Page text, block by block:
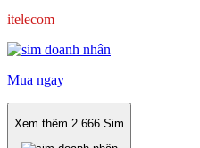
itelecom
Mua ngay
Xem thêm 2.666 Sim